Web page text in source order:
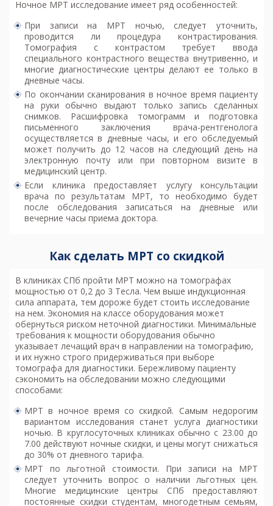
Ночное МРТ исследование имеет ряд особенностей:
При записи на МРТ ночью, следует уточнить,
проводится ли процедура контрастирования.
Томография с контрастом требует ввода
специального контрастного вещества внутривенно, и
многие диагностические центры делают ее только в
дневные часы.
По окончании сканирования в ночное время пациенту
на руки обычно выдают только запись сделанных
снимков. Расшифровка томограмм и подготовка
письменного заключения врача-рентгенолога
осуществляется в дневные часы, и его обследуемый
может получить до 12 часов на следующий день на
электронную почту или при повторном визите в
медицинский центр.
Если клиника предоставляет услугу консультации
врача по результатам МРТ, то необходимо будет
после обследования записаться на дневные или
вечерние часы приема доктора.
Как сделать МРТ со скидкой
В клиниках СПб пройти МРТ можно на томографах
мощностью от 0,2 до 3 Тесла. Чем выше индукционная
сила аппарата, тем дороже будет стоить исследование
на нем. Экономия на классе оборудования может
обернуться риском неточной диагностики. Минимальные
требования к мощности оборудования обычно
указывает лечащий врач в направлении на томографию,
и их нужно строго придерживаться при выборе
томографа для диагностики. Бережливому пациенту
сэкономить на обследовании можно следующими
способами:
МРТ в ночное время со скидкой. Самым недорогим
вариантом исследования станет услуга диагностики
ночью. В круглосуточных клиниках обычно с 23.00 до
7.00 действуют ночные скидки, и цены могут снижаться
до 30% от дневного тарифа.
МРТ по льготной стоимости. При записи на МРТ
следует уточнить вопрос о наличии льготных цен.
Многие медицинские центры СПб предоставляют
постоянные скидки студентам, многодетным семьям,